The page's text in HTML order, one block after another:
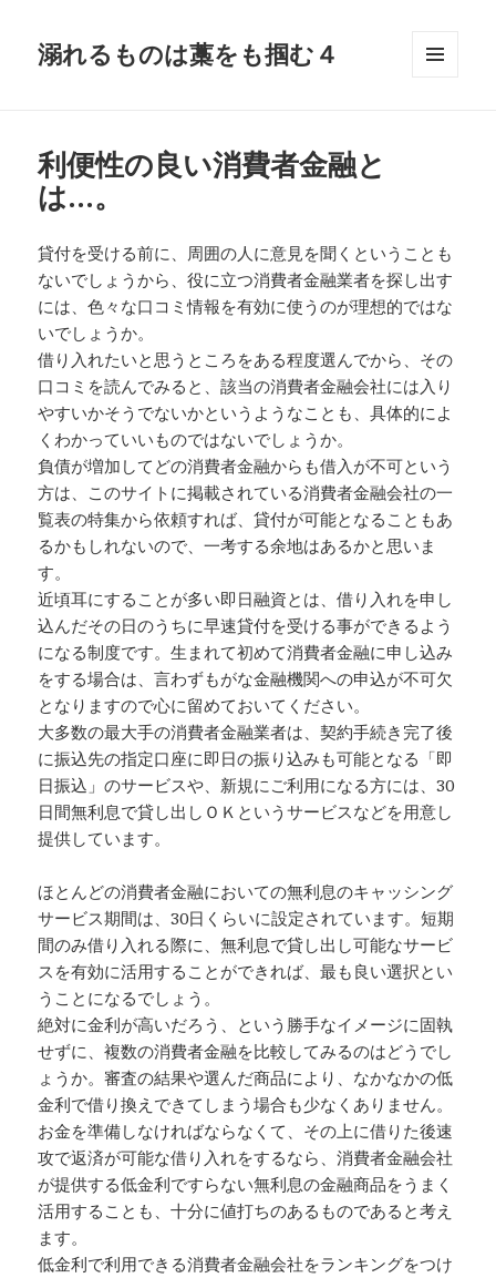
溺れるものは藁をも掴む４
利便性の良い消費者金融と
は…。
貸付を受ける前に、周囲の人に意見を聞くということも
ないでしょうから、役に立つ消費者金融業者を探し出す
には、色々な口コミ情報を有効に使うのが理想的ではな
いでしょうか。
借り入れたいと思うところをある程度選んでから、その
口コミを読んでみると、該当の消費者金融会社には入り
やすいかそうでないかというようなことも、具体的によ
くわかっていいものではないでしょうか。
負債が増加してどの消費者金融からも借入が不可という
方は、このサイトに掲載されている消費者金融会社の一
覧表の特集から依頼すれば、貸付が可能となることもあ
るかもしれないので、一考する余地はあるかと思いま
す。
近頃耳にすることが多い即日融資とは、借り入れを申し
込んだその日のうちに早速貸付を受ける事ができるよう
になる制度です。生まれて初めて消費者金融に申し込み
をする場合は、言わずもがな金融機関への申込が不可欠
となりますので心に留めておいてください。
大多数の最大手の消費者金融業者は、契約手続き完了後
に振込先の指定口座に即日の振り込みも可能となる「即
日振込」のサービスや、新規にご利用になる方には、30
日間無利息で貸し出しＯＫというサービスなどを用意し
提供しています。
ほとんどの消費者金融においての無利息のキャッシング
サービス期間は、30日くらいに設定されています。短期
間のみ借り入れる際に、無利息で貸し出し可能なサービ
スを有効に活用することができれば、最も良い選択とい
うことになるでしょう。
絶対に金利が高いだろう、という勝手なイメージに固執
せずに、複数の消費者金融を比較してみるのはどうでし
ょうか。審査の結果や選んだ商品により、なかなかの低
金利で借り換えできてしまう場合も少なくありません。
お金を準備しなければならなくて、その上に借りた後速
攻で返済が可能な借り入れをするなら、消費者金融会社
が提供する低金利ですらない無利息の金融商品をうまく
活用することも、十分に値打ちのあるものであると考え
ます。
低金利で利用できる消費者金融会社をランキングをつけ